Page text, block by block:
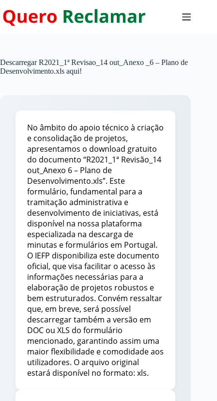
para
o
Descarregar R2021_1ª Revisao_14 out_Anexo _6 – Plano de
Desenvolvimento.xls aqui!
No âmbito do apoio técnico à criação
e consolidação de projetos,
apresentamos o download gratuito
do documento “R2021_1ª Revisão_14
out_Anexo 6 – Plano de
Desenvolvimento.xls”. Este
formulário, fundamental para a
tramitação administrativa e
desenvolvimento de iniciativas, está
disponível na nossa plataforma
especializada na descarga de
minutas e formulários em Portugal.
O IEFP disponibiliza este documento
oficial, que visa facilitar o acesso às
informações necessárias para a
elaboração de projetos robustos e
bem estruturados. Convém ressaltar
que, em breve, será possível
descarregar também a versão em
DOC ou XLS do formulário
mencionado, garantindo assim uma
maior flexibilidade e comodidade aos
utilizadores. O arquivo original
estará disponível no formato: xls.